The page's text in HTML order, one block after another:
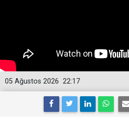
22:17
05 Ağustos 2026